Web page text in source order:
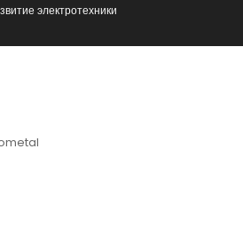
электротехники